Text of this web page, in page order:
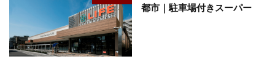
都市｜駐車場付きスーパー